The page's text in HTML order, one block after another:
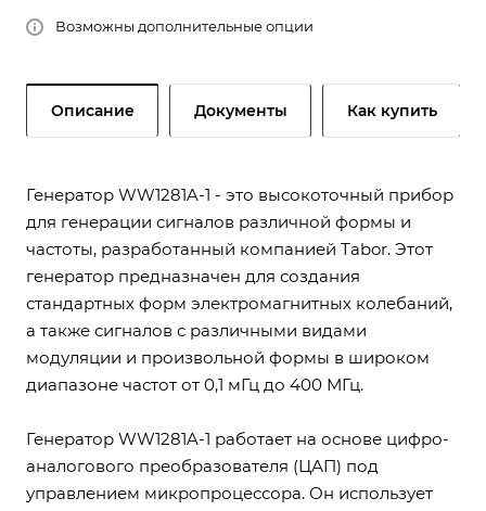
Возможны дополнительные опции
Описание Документы Как купить
Генератор WW1281A-1 - это высокоточный прибор
для генерации сигналов различной формы и
частоты, разработанный компанией Tabor. Этот
генератор предназначен для создания
стандартных форм электромагнитных колебаний,
а также сигналов с различными видами
модуляции и произвольной формы в широком
диапазоне частот от 0,1 мГц до 400 МГц.
Генератор WW1281A-1 работает на основе цифро-
аналогового преобразователя (ЦАП) под
управлением микропроцессора. Он использует